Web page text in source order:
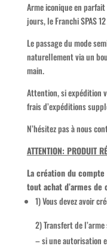
Arme iconique en
jours, le Franchi SPAS
Le passage du mode
naturellement via un
main.
Attention, si expédition
frais d’expéditions
N’hésitez pas à nous
ATTENTION: PRODUIT
La création du
tout achat d’armes de
1) Vous devez avoir
2) Transfert de
– si une autorisation